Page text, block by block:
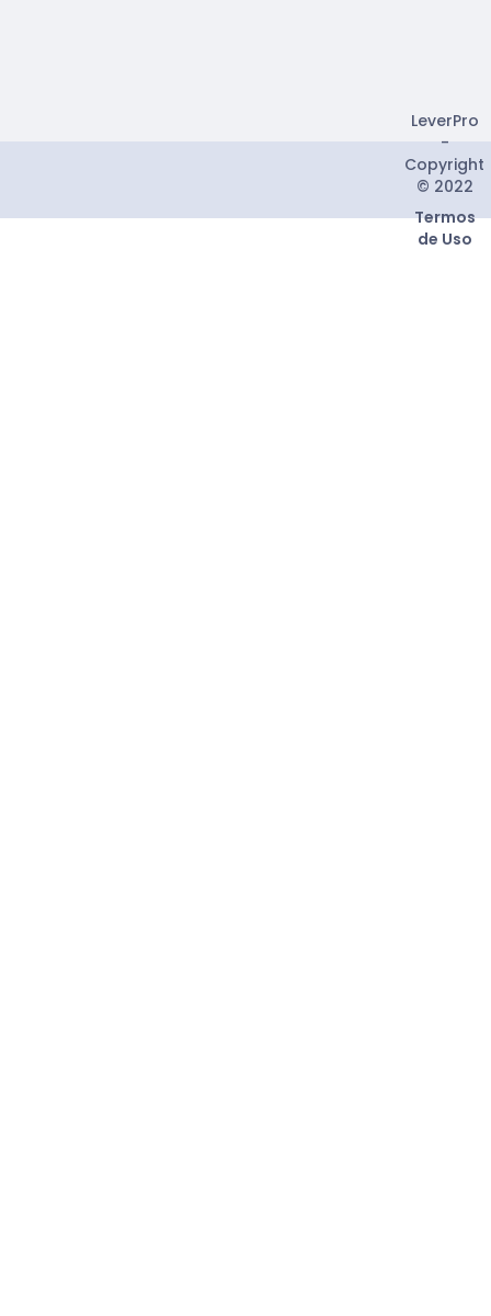
LeverPro
-
Copyright
© 2022
Termos
de Uso